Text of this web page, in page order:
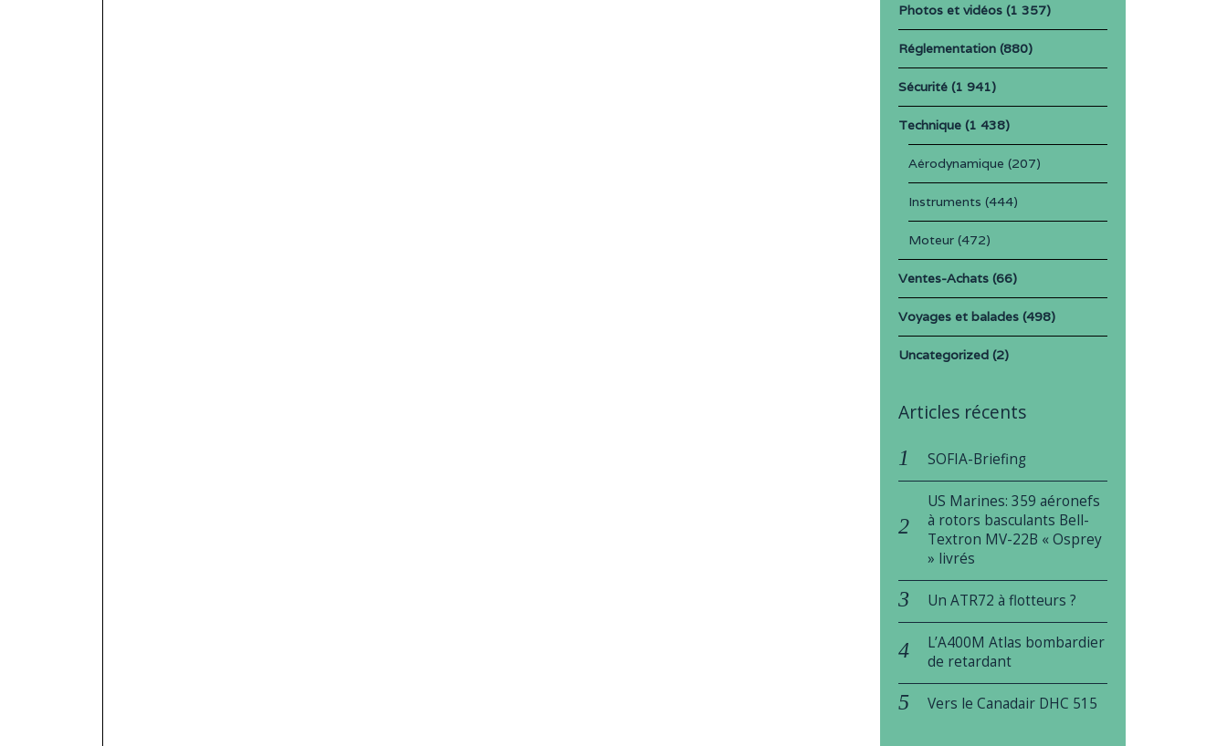
Photos et vidéos(1 357)
Réglementation(880)
Sécurité(1 941)
Technique(1 438)
Aérodynamique (207)
Instruments (444)
Moteur(472)
Ventes-Achats(66)
Voyages et balades(498)
Uncategorized(2)
Articles récents
SOFIA-Briefing
US Marines: 359 aéronefs
à rotors basculants Bell-
Textron MV-22B « Osprey
» livrés
Un ATR72 à flotteurs ?
L’A400M Atlas bombardier
de retardant
Vers le Canadair DHC 515